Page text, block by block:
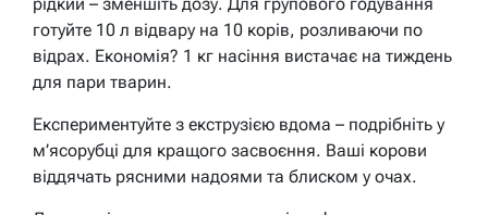
готуйте 10 л відвару на 10 корів, розливаючи по
відрах. Економія? 1 кг насіння вистачає на тиждень
для пари тварин.
Експериментуйте з екструзією вдома – подрібніть у
м’ясорубці для кращого засвоєння. Ваші корови
віддячать рясними надоями та блиском у очах.